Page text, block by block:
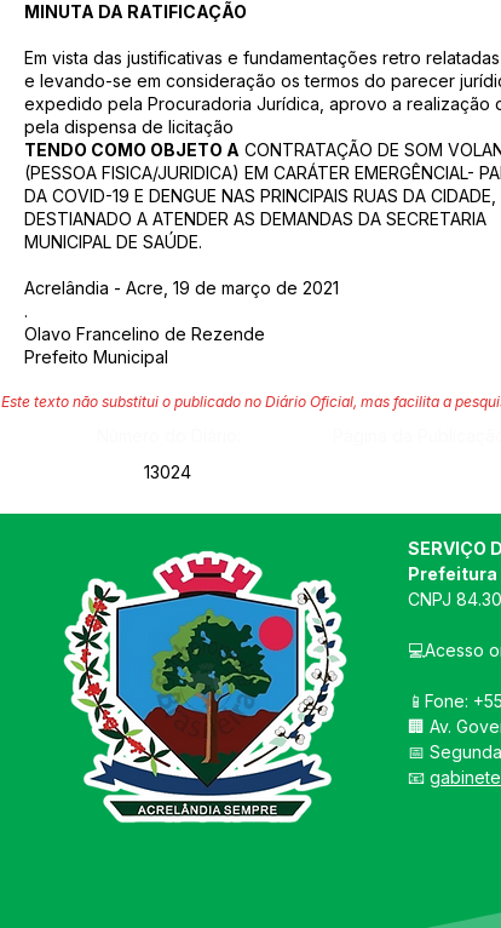
MINUTA DA RATIFICAÇÃO
Em vista das justificativas e fundamentações retro relatadas
e levando-se em consideração os termos do parecer
expedido pela Procuradoria Jurídica, aprovo a realização
pela dispensa de licitação
TENDO COMO OBJETO A CONTRATAÇÃO DE SOM
(PESSOA FISICA/JURIDICA) EM CARÁTER EMERGÊNCIAL-
DA COVID-19 E DENGUE NAS PRINCIPAIS RUAS DA CIDADE,
DESTIANADO A ATENDER AS DEMANDAS DA SECRETARIA
MUNICIPAL DE SAÚDE.
Acrelândia - Acre, 19 de março de 2021
.
Olavo Francelino de Rezende
Prefeito Municipal
Este texto não substitui o publicado no Diário Oficial, mas facilita a
13024
SERVIÇO
Prefeitura
CNPJ
💻Acesso
📱Fone: +55
🏢 Av.
📅
📧